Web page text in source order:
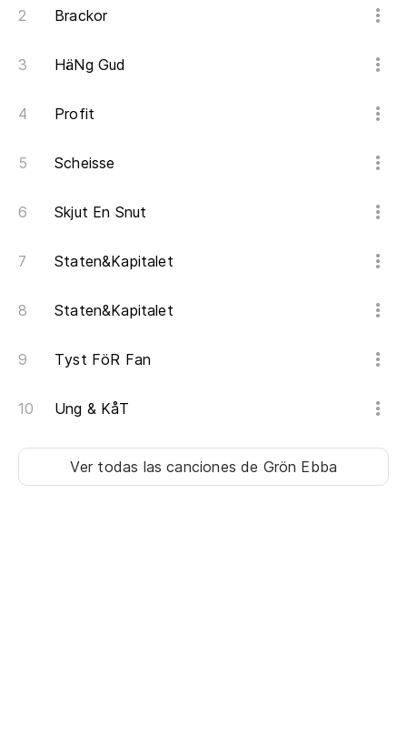
Brackor
HäNg Gud
Profit
Scheisse
Skjut En Snut
Staten&Kapitalet
Staten&Kapitalet
Tyst FöR Fan
Ung & KåT
Ver todas las cancionesde Grön Ebba